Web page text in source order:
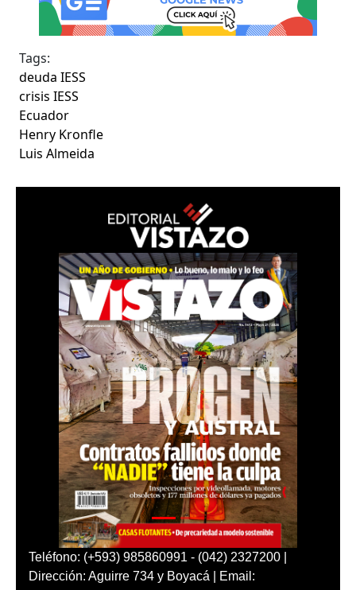
Tags:
deuda IESS
crisis IESS
Ecuador
Henry Kronfle
Luis Almeida
Teléfono: (+593) 985860991 - (042) 2327200 |
Dirección: Aguirre 734 y Boyacá | Email: